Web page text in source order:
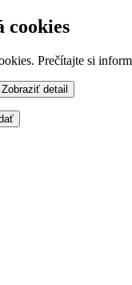
cookies
Prečítajte si
Zobraziť detail